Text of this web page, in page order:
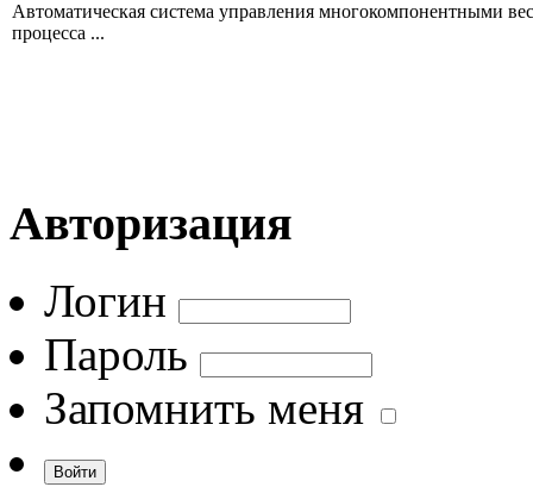
Автоматическая система управления многокомпонентными
процесса ...
Авторизация
Логин
Пароль
Запомнить меня